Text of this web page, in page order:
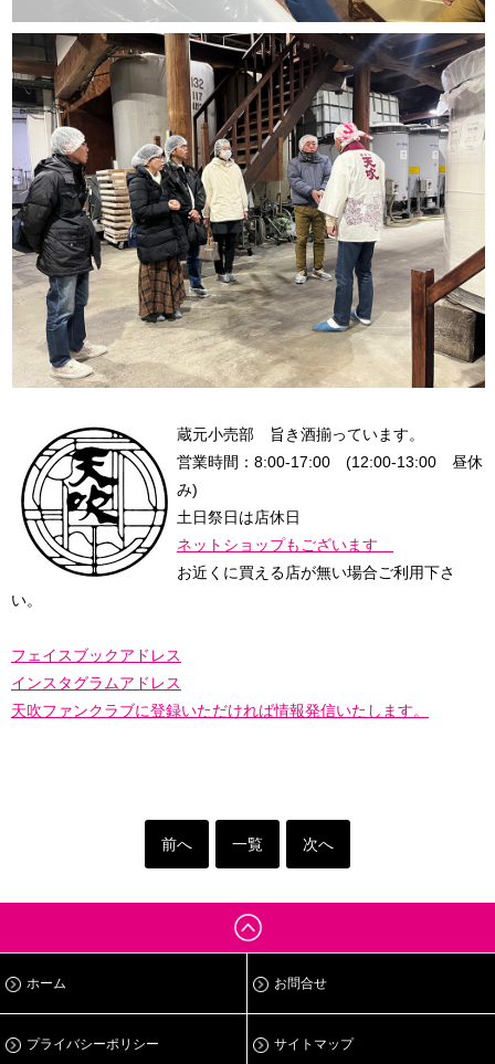
蔵元小売部 旨き酒揃っています。
営業時間：8:00-17:00 (12:00-13:00 昼休
み)
土日祭日は店休日
ネットショップもございます
お近くに買える店が無い場合ご利用下さ
い。
フェイスブックアドレス
インスタグラムアドレス
天吹ファンクラブに登録いただければ情報発信いたします。
前へ 一覧 次へ
ホーム お問合せ
プライバシーポリシー サイトマップ